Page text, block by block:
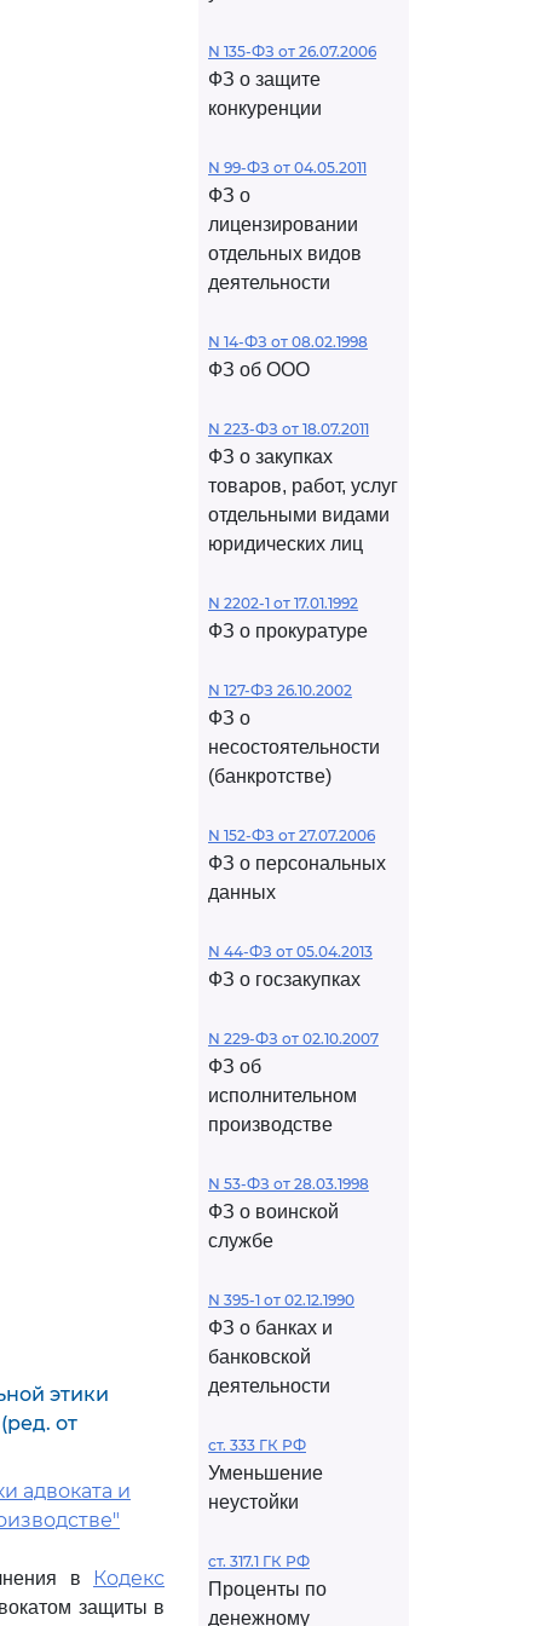
этики
от
адвоката и
в Кодекс
защиты в
N 135-ФЗ от 26.07.2006
ФЗ о защите
конкуренции
N 99-ФЗ от 04.05.2011
ФЗ о
лицензировании
отдельных видов
деятельности
N 14-ФЗ от 08.02.1998
ФЗ об ООО
N 223-ФЗ от 18.07.2011
ФЗ о закупках
товаров, работ, услуг
отдельными видами
юридических лиц
N 2202-1 от 17.01.1992
ФЗ о прокуратуре
N 127-ФЗ 26.10.2002
ФЗ о
несостоятельности
(банкротстве)
N 152-ФЗ от 27.07.2006
ФЗ о персональных
данных
N 44-ФЗ от 05.04.2013
ФЗ о госзакупках
N 229-ФЗ от 02.10.2007
ФЗ об
исполнительном
производстве
N 53-ФЗ от 28.03.1998
ФЗ о воинской
службе
N 395-1 от 02.12.1990
ФЗ о банках и
банковской
деятельности
ст. 333 ГК РФ
Уменьшение
неустойки
ст. 317.1 ГК РФ
Проценты по
денежному